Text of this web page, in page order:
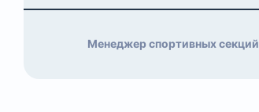
Менеджер спортивных секций